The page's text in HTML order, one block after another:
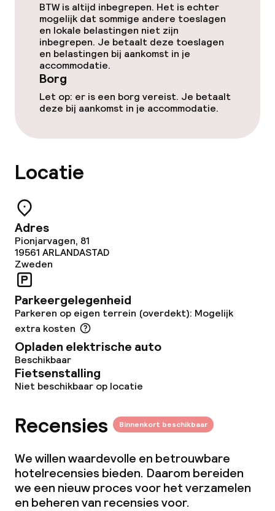
Gratis wifi
Eet- en drinkgelegenheden
Bar
Eet- en drinkdiensten
Vroeg ontbijt
Dieetopties
Vegetarische opties
Zakelijke faciliteiten
Conferentieruimte
Vergaderruimte
Borg bij aankomst
Overal rookvrij
Kleine huisdieren toegestaan (minder
dan de 5 kg)
BTW is altijd inbegrepen. Het is echter
mogelijk dat sommige andere toeslagen
en lokale belastingen niet zijn
inbegrepen. Je betaalt deze toeslagen
en belastingen bij aankomst in je
accommodatie.
Borg
Let op: er is een borg vereist. Je betaalt
deze bij aankomst in je accommodatie.
Locatie
Adres
Pionjarvagen, 81
19561 ARLANDASTAD
Zweden
Parkeergelegenheid
Parkeren op eigen terrein (overdekt): Mogelijk
extra kosten
Opladen elektrische auto
Beschikbaar
Fietsenstalling
Niet beschikbaar op locatie
Recensies Binnenkort beschikbaar
We willen waardevolle en betrouwbare
hotelrecensies bieden. Daarom bereiden
we een nieuw proces voor het verzamelen
en beheren van recensies voor.